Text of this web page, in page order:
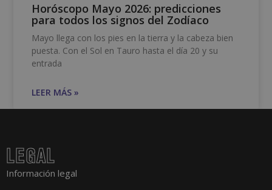
Horóscopo Mayo 2026: predicciones
para todos los signos del Zodíaco
Mayo llega con los pies en la tierra y la cabeza bien
puesta. Con el Sol en Tauro hasta el día 20 y su
entrada
LEER MÁS »
LEGAL
Información legal